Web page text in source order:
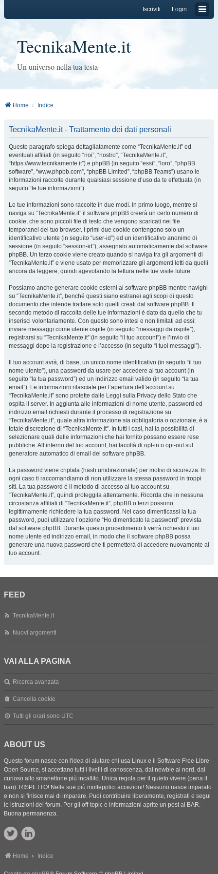
Login
Iscriviti
TecnikaMente.it
Un universo nella tua testa
Home Indice
TecnikaMente.it - Trattamento dei dati personali
Questo paragrafo spiega dettagliatamente come “TecnikaMente.it” ed
eventuali affiliati (in seguito “noi”, “nostro”, “TecnikaMente.it”,
“https://www.tecnikamente.it”) e phpBB (in seguito “essi”, “loro”, “phpBB
software”, “www.phpbb.com”, “phpBB Limited”, “phpBB Teams”) usano le
informazioni raccolte durante qualsiasi sessione d’uso da te effettuata (in
seguito “le tue informazioni”).
Le tue informazioni sono raccolte in due modi. In primo luogo, mentre si
naviga su “TecnikaMente.it” il software phpBB creerà un certo numero di
cookie, che sono piccoli file di testo che vengono scaricati nei file
temporanei del tuo browser. I primi due cookie contengono solo un
identificativo utente (in seguito “user-id”) ed un identificativo anonimo di
sessione (in seguito “session-id”), assegnato automaticamente dal software
phpBB. Un terzo cookie viene creato quando si naviga tra gli argomenti di
“TecnikaMente.it” e viene usato per memorizzare gli argomenti letti da quelli
ancora da leggere, quindi agevolando la lettura nelle tue visite future.
Possiamo anche generare cookie esterni al software phpBB mentre navighi
su “TecnikaMente.it”, benché questi siano estranei agli scopi di questo
documento che intende trattare solo quelli creati dal software phpBB. Il
secondo metodo di raccolta delle tue informazioni è dato da quello che tu
inserisci volontariamente. Con questo sono intesi e non limitati ad essi:
inviare messaggi come utente ospite (in seguito “messaggi da ospite”),
registrarsi su “TecnikaMente.it” (in seguito “il tuo account”) e l’invio di
messaggi dopo la registrazione e l’accesso (in seguito “i tuoi messaggi”).
Il tuo account avrà, di base, un unico nome identificativo (in seguito “il tuo
nome utente”), una password da usare per accedere al tuo account (in
seguito “la tua password”) ed un indirizzo email valido (in seguito “la tua
email”). Le informazioni rilasciate per l’apertura dell’account su
“TecnikaMente.it” sono protette dalle Leggi sulla Privacy dello Stato che
ospita il server. In aggiunta alle informazioni di nome utente, password ed
indirizzo email richiesti durante il processo di registrazione su
“TecnikaMente.it”, quale altra informazione sia obbligatoria o opzionale, è a
totale discrezione di “TecnikaMente.it”. In tutti i casi, hai la possibilità di
selezionare quali delle informazioni che hai fornito possano essere rese
pubbliche. All’interno del tuo account, hai facoltà di opt-in o opt-out sul
generatore automatico di email del software phpBB.
La password viene criptata (hash unidirezionale) per motivi di sicurezza. In
ogni caso ti raccomandiamo di non utilizzare la stessa password in troppi
siti. La tua password è il metodo di accesso al tuo account su
“TecnikaMente.it”, quindi proteggila attentamente. Ricorda che in nessuna
circostanza affiliati di “TecnikaMente.it”, phpBB o terzi possono
legittimamente richiedere la tua password. Nel caso dimenticassi la tua
password, puoi utilizzare l’opzione “Ho dimenticato la password” prevista
dal software phpBB. Durante questo procedimento ti verrà richiesto il tuo
nome utente ed indirizzo email, in modo che il software phpBB possa
generare una nuova password che ti permetterà di accedere nuovamente al
tuo account.
FEED
TecnikaMente.it
Nuovi argomenti
VAI ALLA PAGINA
Ricerca avanzata
Cancella cookie
Tutti gli orari sono UTC
ABOUT US
Questo forum nasce con l'idea di aiutare chi usa Linux e il Software Free Libre
Open Source, si accettano tutti i livelli di conoscenza, dal newbie al nerd, dal
curioso allo smanettone più incallito. Unica regola per il quieto vivere (pena il
ban): RISPETTO! Nelle sue più moltepplici accezioni! Nessuno nasce imparato
e non si finisce mai di imparare. Puoi contribuire liberamente, registrati e segui
le istruzioni del forum. Per gli off-topic e informazioni aprite un post al BAR.
Buona permanenza.
Home Indice